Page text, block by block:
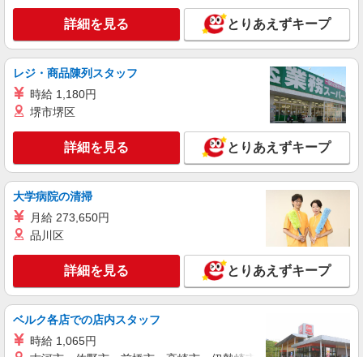
当は時間外労働の有無にかかわらず、固定残業代
として支給し、 相当時間を超える時間外労働は法
定通り追加で支給します。固定残業代は約15.6〜
24.9時間相当 試用期間あり 3ヶ月 ※経験・能力に
よる 【試用期間】月給 210000 円 〜 210000 円
■ソフトバンク水天宮店 東京都 中央区 日本橋
人形町2丁目 35‐14 東京海苔会館1階
詳細を見る
契約社員
ソフトバンク販売契約社員【中央区エリア】
家電量販店内の携帯販売スタッフ
月給 279,340円 〜 279,340円 試用期間なし ※
経験・能力による 【試用期間】時給 0 円 〜 0 円
■ソフトバンク販売契約社員【中央区エリア】
詳細を見る
ソフトバンク晴海トリトン店
【店長職】ソフトバンクショップの携帯販売ス
タッフ
月給 290,000円 〜 390,000円 固定残業代:
詳細を見る とりあえずキープ
レジ・商品陳列スタッフ
時給 1,180円
堺市堺区
詳細を見る とりあえずキープ
大学病院の清掃
月給 273,650円
品川区
詳細を見る とりあえずキープ
ベルク各店での店内スタッフ
時給 1,065円